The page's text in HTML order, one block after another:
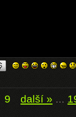
9 další » ...